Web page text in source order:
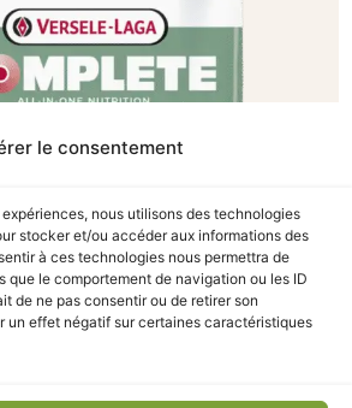
le consentement
nous utilisons des technologies
stocker et/ou accéder aux informations des
à ces technologies nous permettra de
que le comportement de navigation ou les ID
de ne pas consentir ou de retirer son
un effet négatif sur certaines caractéristiques
A Catégoriser
JUNIOR 1.75KG